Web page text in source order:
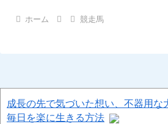
ホーム 競走馬
成長の先で気づいた想い、不器用な
毎日を楽に生きる方法